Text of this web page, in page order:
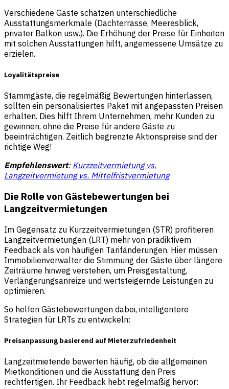
Verschiedene Gäste schätzen unterschiedliche
Ausstattungsmerkmale (Dachterrasse, Meeresblick,
privater Balkon usw.). Die Erhöhung der Preise für Einheiten
mit solchen Ausstattungen hilft, angemessene Umsätze zu
erzielen.
Loyalitätspreise
Stammgäste, die regelmäßig Bewertungen hinterlassen,
sollten ein personalisiertes Paket mit angepassten Preisen
erhalten. Dies hilft Ihrem Unternehmen, mehr Kunden zu
gewinnen, ohne die Preise für andere Gäste zu
beeinträchtigen. Zeitlich begrenzte Aktionspreise sind der
richtige Weg!
Empfehlenswert: Kurzzeitvermietung vs.
Langzeitvermietung vs. Mittelfristvermietung
Die Rolle von Gästebewertungen bei
Langzeitvermietungen
Im Gegensatz zu Kurzzeitvermietungen (STR) profitieren
Langzeitvermietungen (LRT) mehr von prädiktivem
Feedback als von häufigen Tarifänderungen. Hier müssen
Immobilienverwalter die Stimmung der Gäste über längere
Zeiträume hinweg verstehen, um Preisgestaltung,
Verlängerungsanreize und wertsteigernde Leistungen zu
optimieren.
So helfen Gästebewertungen dabei, intelligentere
Strategien für LRTs zu entwickeln:
Preisanpassung basierend auf Mieterzufriedenheit
Langzeitmietende bewerten häufig, ob die allgemeinen
Mietkonditionen und die Ausstattung den Preis
rechtfertigen. Ihr Feedback hebt regelmäßig hervor: